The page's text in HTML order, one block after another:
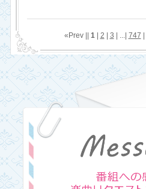
«Prev || 1| 2 3 | ...| 747